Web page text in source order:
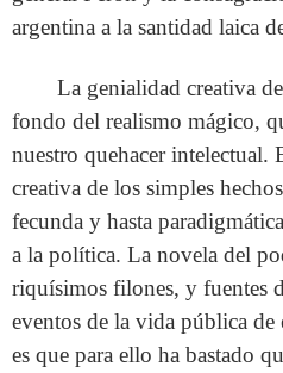
argentina a la santidad laica
La genialidad creativa
fondo del realismo mágico,
nuestro quehacer intelectual.
creativa de los simples
fecunda y hasta
a la política. La novela del
riquísimos filones, y fuentes
eventos de la vida pública de
es que para ello ha bastado